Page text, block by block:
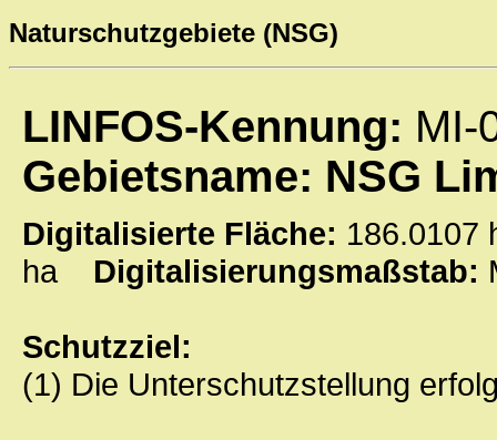
Naturschutzgebiete (NSG)
LINFOS-Kennung: MI-
Gebietsname: NSG
Digitalisierte Fläche:
ha Digitalisierungsmaßstab:
Schutzziel:
(1) Die Unterschutzstellung